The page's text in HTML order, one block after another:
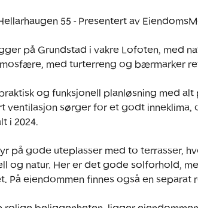
55 - Presentert av
på Grundstad i vakre Lofoten, med
med turterreng og bærmarker
og funksjonell planløsning med
ventilasjon sørger for et godt
i 2024.
på gode uteplasser med to terrasser,
og natur. Her er det gode solforhold,
På eiendommen finnes også en